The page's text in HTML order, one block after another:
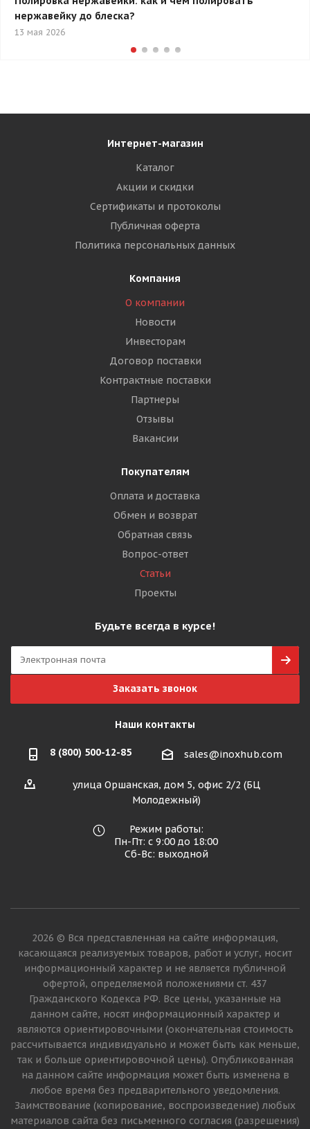
нержавейку до блеска?
13 мая 2026
Интернет-магазин
Каталог
Акции и скидки
Сертификаты и протоколы
Публичная оферта
Политика персональных данных
Компания
О компании
Новости
Инвесторам
Договор поставки
Контрактные поставки
Партнеры
Отзывы
Вакансии
Покупателям
Оплата и доставка
Обмен и возврат
Обратная связь
Вопрос-ответ
Статьи
Проекты
Будьте всегда в курсе!
Заказать звонок
Наши контакты
8 (800) 500-12-85 sales@inoxhub.com
улица Оршанская, дом 5, офис 2/2 (БЦ
Молодежный)
Режим работы:
Пн-Пт: с 9:00 до 18:00
Сб-Вс: выходной
2026 © Вся представленная на сайте информация,
касающаяся реализуемых товаров, работ и услуг, носит
информационный характер и не является публичной
офертой, определяемой положениями ст. 437
Гражданского Кодекса РФ. Все цены, указанные на
данном сайте, носят информационный характер и
являются ориентировочными (окончательная стоимость
рассчитывается индивидуально и может быть как меньше,
так и больше ориентировочной цены). Опубликованная
на данном сайте информация может быть изменена в
любое время без предварительного уведомления.
Заимствование (копирование, воспроизведение) любых
материалов сайта без письменного согласия (разрешения)